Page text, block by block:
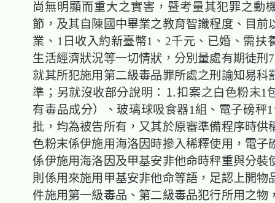
尚無明顯而重大之實害，暨考量其犯罪之動
節，及其自陳國中畢業之教育智識程度、目前
業、1日收入約新臺幣1、2千元、已婚、需扶
生活經濟狀況等一切情狀，分別量處有期徒刑
就其所犯施用第二級毒品罪所處之刑諭知易科
準；另就沒收部分說明：⒈扣案之白色粉末1
有毒品成分）、玻璃球吸食器1組、電子磅秤
批，均為被告所有，又其於原審準備程序時供
色粉末係伊施用海洛因時摻入稀釋使用，電子
係伊施用海洛因及甲基安非他命時秤重與分裝
則係用來施用甲基安非他命等語，足認上開物
件施用第一級毒品、第二級毒品犯行所用之物